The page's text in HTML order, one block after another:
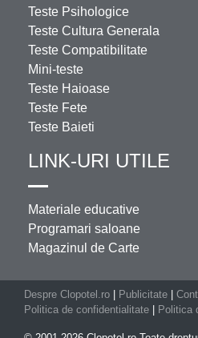
Teste Psihologice
Teste Cultura Generala
Teste Compatibilitate
Mini-teste
Teste Haioase
Teste Fete
Teste Baieti
LINK-URI UTILE
Materiale educative
Programari saloane
Magazinul de Carte
Despre Clopotel.ro Publicitate
Politica de confidentialitate
Politica